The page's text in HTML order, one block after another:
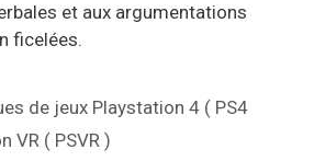
et aux argumentations
ficelées.
de jeux Playstation 4 ( PS4
VR ( PSVR )